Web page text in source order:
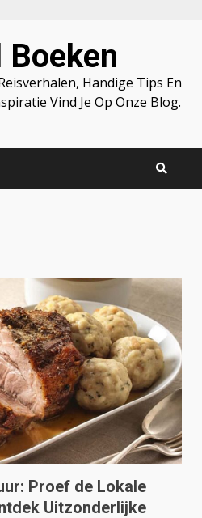
Boeken
Handige Tips En
Vind Je Op Onze Blog.
Proef de Lokale
Uitzonderlijke